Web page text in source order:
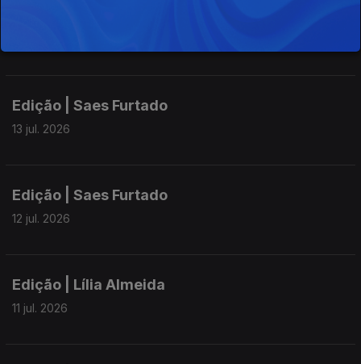
Edição | Saes Furtado
13 jul. 2026
Edição | Saes Furtado
12 jul. 2026
Edição | Lília Almeida
11 jul. 2026